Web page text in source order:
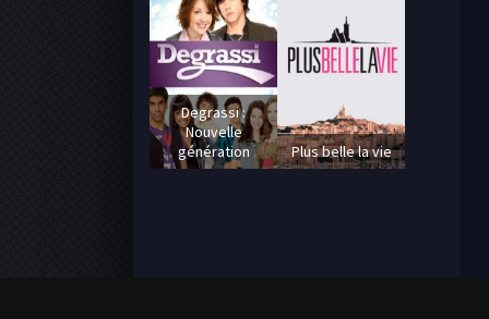
Degrassi :
Nouvelle
génération
Plus belle la vie